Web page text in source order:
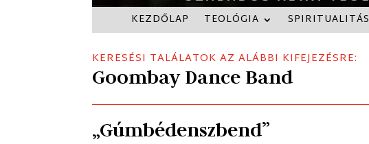
KEZDŐLAP TEOLÓGIA SPIRITUALITÁS
KERESÉSI TALÁLATOK AZ ALÁBBI KIFEJEZÉSRE:
Goombay Dance Band
„Gúmbédenszbend”